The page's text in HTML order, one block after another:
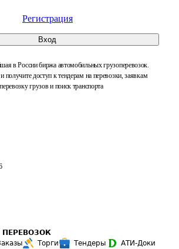
Регистрация
Вход
в России биржа автомобильных грузоперевозок.
и получите доступ к тендерам на перевозки, заявкам
грузов и поиск транспорта
Торги Тендеры
АТИ-Доки